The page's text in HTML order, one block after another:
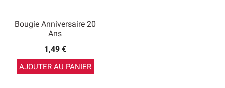
Bougie Anniversaire 20
Ans
1,49 €
AJOUTER AU PANIER